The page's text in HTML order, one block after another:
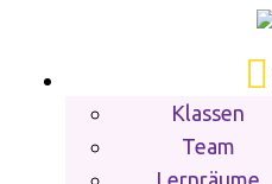
Klassen
Team
Lernräume